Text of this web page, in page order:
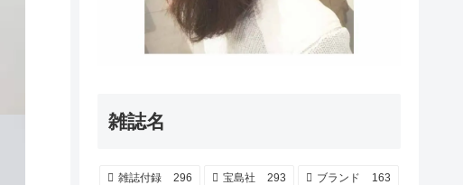
雑誌名
雑誌付録 296 宝島社 293 ブランド 163